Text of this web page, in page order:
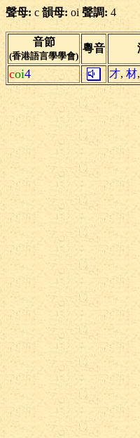
聲母: c 韻母: oi聲調: 4
音節
(香港語言學學會)
粵音
coi4 才, 材,